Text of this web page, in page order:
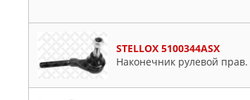
STELLOX 5100344ASX
Наконечник рулевой